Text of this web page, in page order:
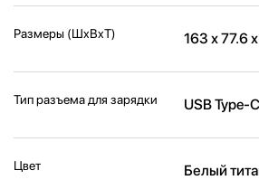
Размеры (ШxВxТ) 163 х 77.6
Тип разъема для зарядки USB Type-C
Цвет Белый